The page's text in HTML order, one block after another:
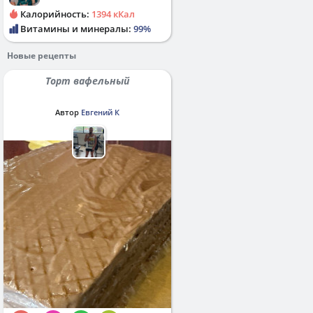
Калорийность: 1394 кКал
Витамины и минералы: 99%
Новые рецепты
Торт вафельный
Автор Евгений К